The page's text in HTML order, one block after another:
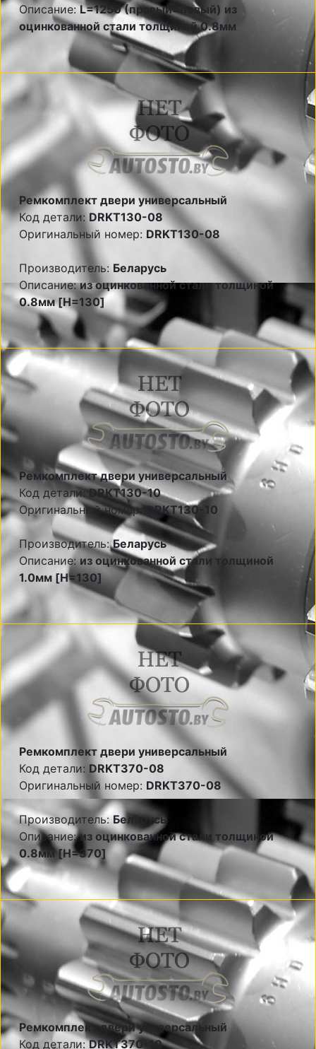
Описание:L=1250 (правый=левый) из
оцинкованной стали толщиной 0.8мм
Ремкомплект двери универсальный
Код детали: DRKT130-08
Оригинальный номер: DRKT130-08
Производитель: Беларусь
Описание:из оцинкованной стали толщиной
0.8мм [H=130]
Ремкомплект двери универсальный
Код детали:DRKT130-10
Оригинальный номер:DRKT130-10
Производитель:Беларусь
Описание:из оцинкованной стали толщиной
1.0мм [H=130]
Ремкомплект двери универсальный
Код детали: DRKT370-08
Оригинальный номер: DRKT370-08
Производитель:Беларусь
Описание:из оцинкованной стали толщиной
0.8мм [H=370]
Ремкомплект двери универсальный
Код детали:DRKT370-10